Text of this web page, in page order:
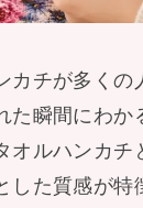
カチが多くの
た瞬間にわか
オルハンカチ
した質感が特